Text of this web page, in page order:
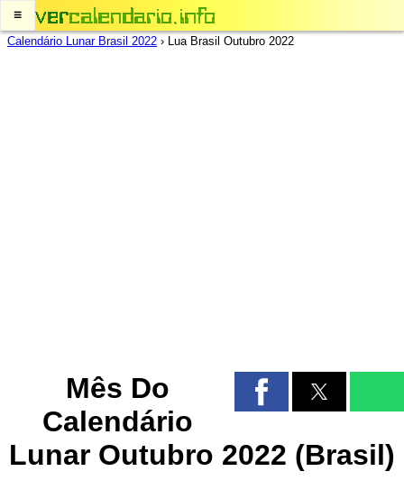
≡
Calendário Lunar Brasil 2022 › Lua Brasil Outubro 2022
Mês Do
Calendário
Lunar Outubro 2022 (Brasil)